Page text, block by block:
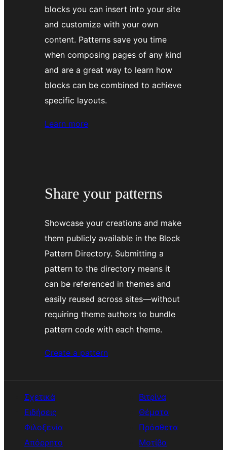
blocks you can insert into your site
and customize with your own
content. Patterns save you time
when composing pages of any kind
and are a great way to learn how
blocks can be combined to achieve
specific layouts.
Learn moreabout
Share your patterns
Showcase your creations and make
them publicly available in the Block
Pattern Directory. Submitting a
pattern to the directory means it
can be referenced in themes and
easily reused across sites—without
requiring theme authors to bundle
pattern code with each theme.
Create a pattern
Σχετικά
Ειδήσεις
Φιλοξενία
Απόρρητο
Βιτρίνα
Θέματα
Πρόσθετα
Μοτίβα